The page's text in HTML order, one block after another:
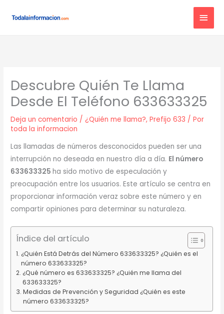
Descubre Quién Te Llama
Desde El Teléfono 633633325
Deja un comentario /¿Quién me llama?,Prefijo 633 / Por
toda la informacion
Las llamadas de números desconocidos pueden ser una
interrupción no deseada en nuestro día a día. El número
633633325ha sido motivo de especulación y
preocupación entre los usuarios. Este artículo se centra en
proporcionar información veraz sobre este número y en
compartir opiniones para determinar su naturaleza.
Índice del artículo
¿Quién Está Detrás del Número 633633325? ¿Quién es el
número 633633325?
¿Qué número es 633633325? ¿Quién me llama del
633633325?
Medidas de Prevención y Seguridad ¿Quién es este
número 633633325?